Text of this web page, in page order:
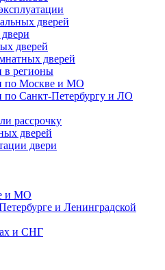
дверей
дверей
дверей
в регионы
по Москве и МО
по Санкт-Петербургу и ЛО
рассрочку
дверей
двери
и МО
и Ленинградской
и СНГ